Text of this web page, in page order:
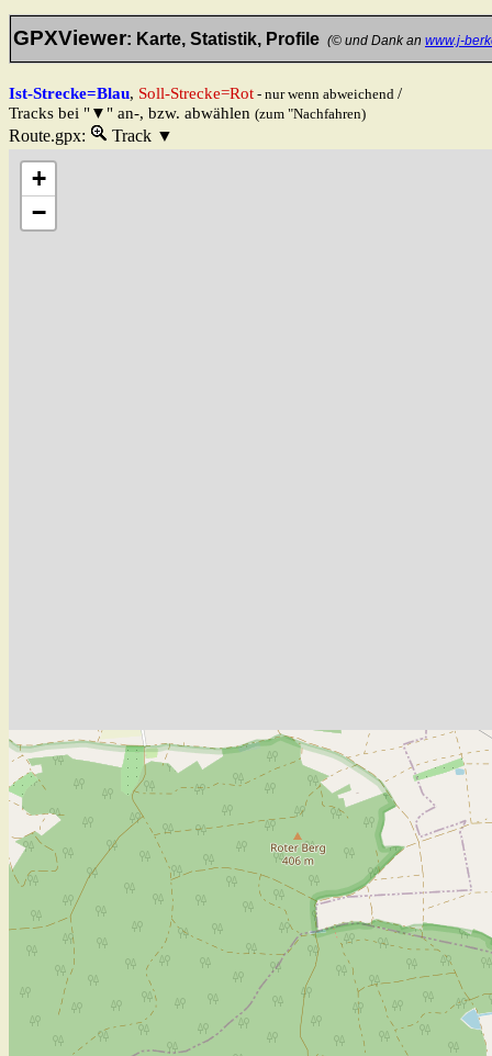
GPXViewer: Karte, Statistik, Profile (© und Dank an www.j-
Ist-Strecke=Blau, Soll-Strecke=Rot - nur wenn abweichend /
Tracks bei "▼" an-, bzw. abwählen (zum "Nachfahren)
Datei:
Route.gpx: auf Element zoomen.
Track Liste anzeigen, bewegen in der Liste mit den
+
−